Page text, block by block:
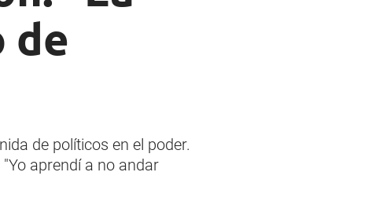
de
de políticos en el poder.
aprendí a no andar